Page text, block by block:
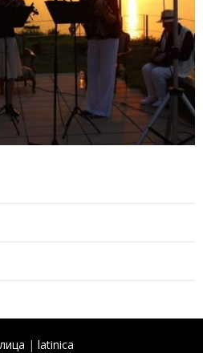
| latinica